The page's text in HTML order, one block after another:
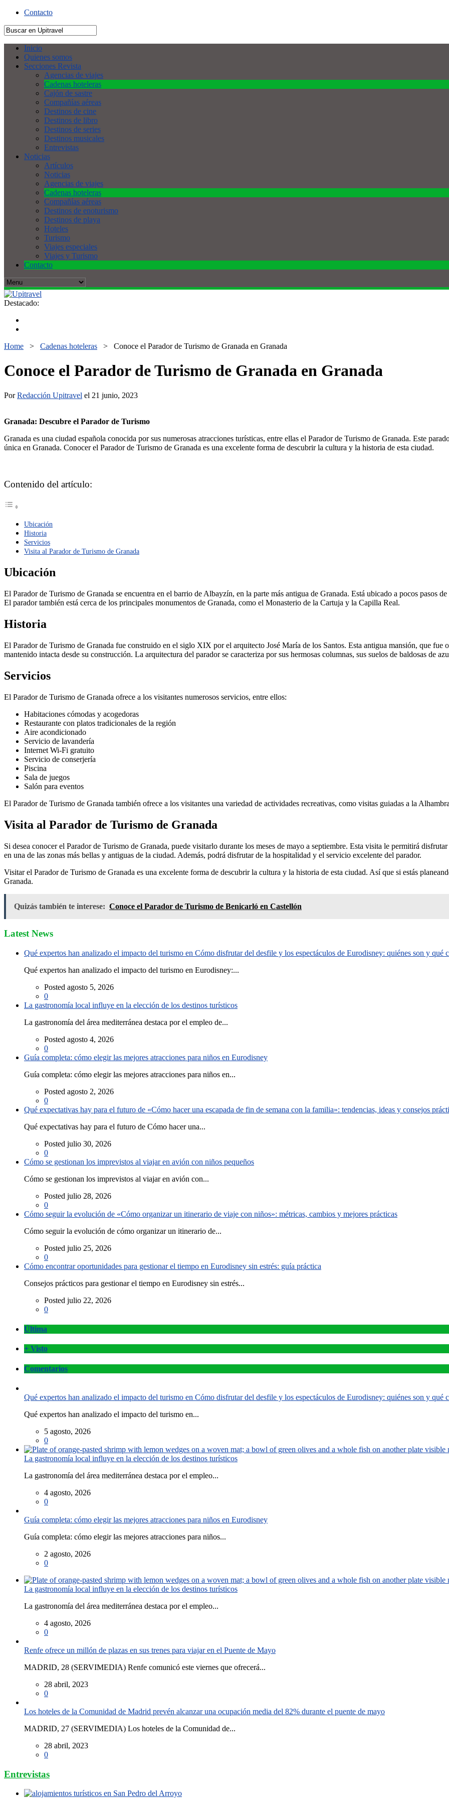
Contacto
Inicio
Quienes somos
Secciones Revista
Agencias de viajes
Cadenas hoteleras
Cajón de sastre
Compañías aéreas
Destinos de cine
Destinos de libro
Destinos de series
Destinos musicales
Entrevistas
Noticias
Artículos
Noticias
Agencias de viajes
Cadenas hoteleras
Compañías aéreas
Destinos de enoturismo
Destinos de playa
Hoteles
Turismo
Viajes especiales
Viajes y Turismo
Contacto
Destacado:
Home > Cadenas hoteleras > Conoce el Parador de Turismo de Granada en Granada
Conoce el Parador de Turismo de Granada en Granada
PorRedacción Upitravel el 21 junio, 2023
Granada: Descubre el Parador de Turismo
Granada es una ciudad española conocida por sus numerosas atracciones turísticas, entre ellas el Parador de Turismo de Granada. Este
única en Granada. Conocer el Parador de Turismo de Granada es una excelente forma de descubrir la cultura y la historia de esta ciudad.
Contenido del artículo:
Ubicación
Historia
Servicios
Visita al Parador de Turismo de Granada
Ubicación
El Parador de Turismo de Granada se encuentra en el barrio de Albayzín, en la parte más antigua de Granada. Está ubicado a pocos pasos
El parador también está cerca de los principales monumentos de Granada, como el Monasterio de la Cartuja y la Capilla Real.
Historia
El Parador de Turismo de Granada fue construido en el siglo XIX por el arquitecto José María de los Santos. Esta antigua mansión, que fue
mantenido intacta desde su construcción. La arquitectura del parador se caracteriza por sus hermosas columnas, sus suelos de baldosas de
Servicios
El Parador de Turismo de Granada ofrece a los visitantes numerosos servicios, entre ellos:
Habitaciones cómodas y acogedoras
Restaurante con platos tradicionales de la región
Aire acondicionado
Servicio de lavandería
Internet Wi-Fi gratuito
Servicio de conserjería
Piscina
Sala de juegos
Salón para eventos
El Parador de Turismo de Granada también ofrece a los visitantes una variedad de actividades recreativas, como visitas guiadas a la
Visita al Parador de Turismo de Granada
Si desea conocer el Parador de Turismo de Granada, puede visitarlo durante los meses de mayo a septiembre. Esta visita le permitirá
en una de las zonas más bellas y antiguas de la ciudad. Además, podrá disfrutar de la hospitalidad y el servicio excelente del parador.
Visitar el Parador de Turismo de Granada es una excelente forma de descubrir la cultura y la historia de esta ciudad. Así que si estás
Granada.
Quizás también te interese: Conoce el Parador de Turismo de Benicarló en Castellón
Latest News
Qué expertos han analizado el impacto del turismo en Cómo disfrutar del desfile y los espectáculos de Eurodisney: quiénes son y qué
Qué expertos han analizado el impacto del turismo en Eurodisney:...
Posted agosto 5, 2026
0
La gastronomía local influye en la elección de los destinos turísticos
La gastronomía del área mediterránea destaca por el empleo de...
Posted agosto 4, 2026
0
Guía completa: cómo elegir las mejores atracciones para niños en Eurodisney
Guía completa: cómo elegir las mejores atracciones para niños en...
Posted agosto 2, 2026
0
Qué expectativas hay para el futuro de «Cómo hacer una escapada de fin de semana con la familia»: tendencias, ideas y consejos
Qué expectativas hay para el futuro de Cómo hacer una...
Posted julio 30, 2026
0
Cómo se gestionan los imprevistos al viajar en avión con niños pequeños
Cómo se gestionan los imprevistos al viajar en avión con...
Posted julio 28, 2026
0
Cómo seguir la evolución de «Cómo organizar un itinerario de viaje con niños»: métricas, cambios y mejores prácticas
Cómo seguir la evolución de cómo organizar un itinerario de...
Posted julio 25, 2026
0
Cómo encontrar oportunidades para gestionar el tiempo en Eurodisney sin estrés: guía práctica
Consejos prácticos para gestionar el tiempo en Eurodisney sin estrés...
Posted julio 22, 2026
0
Última
+ Visto
Comentarios
Qué expertos han analizado el impacto del turismo en Cómo disfrutar del desfile y los espectáculos de Eurodisney: quiénes son y qué
Qué expertos han analizado el impacto del turismo en...
5 agosto, 2026
0
La gastronomía local influye en la elección de los destinos turísticos
La gastronomía del área mediterránea destaca por el empleo...
4 agosto, 2026
0
Guía completa: cómo elegir las mejores atracciones para niños en Eurodisney
Guía completa: cómo elegir las mejores atracciones para niños...
2 agosto, 2026
0
La gastronomía local influye en la elección de los destinos turísticos
La gastronomía del área mediterránea destaca por el empleo...
4 agosto, 2026
0
Renfe ofrece un millón de plazas en sus trenes para viajar en el Puente de Mayo
MADRID, 28 (SERVIMEDIA) Renfe comunicó este viernes que ofrecerá...
28 abril, 2023
0
Los hoteles de la Comunidad de Madrid prevén alcanzar una ocupación media del 82% durante el puente de mayo
MADRID, 27 (SERVIMEDIA) Los hoteles de la Comunidad de...
28 abril, 2023
0
Entrevistas